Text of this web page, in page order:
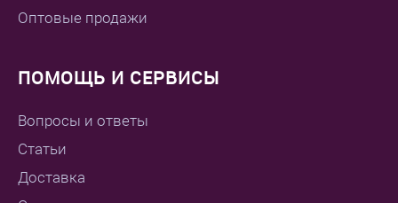
Оптовые продажи
ПОМОЩЬ И СЕРВИСЫ
Вопросы и ответы
Статьи
Доставка